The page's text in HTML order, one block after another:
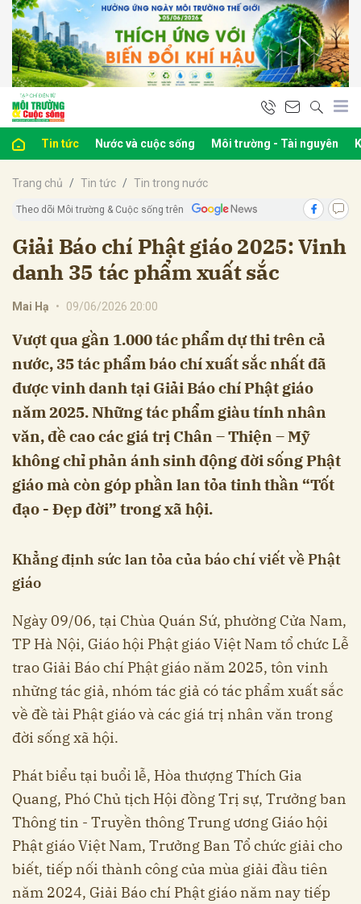
Tin tức Nước và cuộc sống Môi trường - Tài nguyên
Trang chủ Tin tức Tin trong nước
Theo dõi Môi trường & Cuộc sống trên
Giải Báo chí Phật giáo 2025: Vinh
danh 35 tác phẩm xuất sắc
Mai Hạ • 09/06/2026 20:00
Vượt qua gần 1.000 tác phẩm dự thi trên cả
nước, 35 tác phẩm báo chí xuất sắc nhất đã
được vinh danh tại Giải Báo chí Phật giáo
năm 2025. Những tác phẩm giàu tính nhân
văn, đề cao các giá trị Chân – Thiện – Mỹ
không chỉ phản ánh sinh động đời sống Phật
giáo mà còn góp phần lan tỏa tinh thần “Tốt
đạo - Đẹp đời” trong xã hội.
Khẳng định sức lan tỏa của báo chí viết về Phật
giáo
Ngày 09/06, tại Chùa Quán Sứ, phường Cửa Nam,
TP Hà Nội, Giáo hội Phật giáo Việt Nam tổ chức Lễ
trao Giải Báo chí Phật giáo năm 2025, tôn vinh
những tác giả, nhóm tác giả có tác phẩm xuất sắc
về đề tài Phật giáo và các giá trị nhân văn trong
đời sống xã hội.
Phát biểu tại buổi lễ, Hòa thượng Thích Gia
Quang, Phó Chủ tịch Hội đồng Trị sự, Trưởng ban
Thông tin - Truyền thông Trung ương Giáo hội
Phật giáo Việt Nam, Trưởng Ban Tổ chức giải cho
biết, tiếp nối thành công của mùa giải đầu tiên
năm 2024, Giải Báo chí Phật giáo năm nay tiếp
luận
Hủy